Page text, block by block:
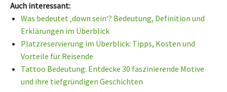
Auch interessant:
Was bedeutet ‚down sein‘? Bedeutung, Definition und
Erklärungen im Überblick
Platzreservierung im Überblick: Tipps, Kosten und
Vorteile für Reisende
Tattoo Bedeutung: Entdecke 30 faszinierende Motive
und ihre tiefgründigen Geschichten